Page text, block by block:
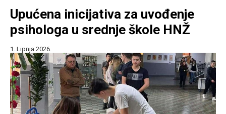
Upućena inicijativa za uvođenje
psihologa u srednje škole HNŽ
1. Lipnja 2026.